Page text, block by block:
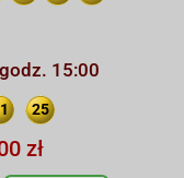
15:00
25
zł